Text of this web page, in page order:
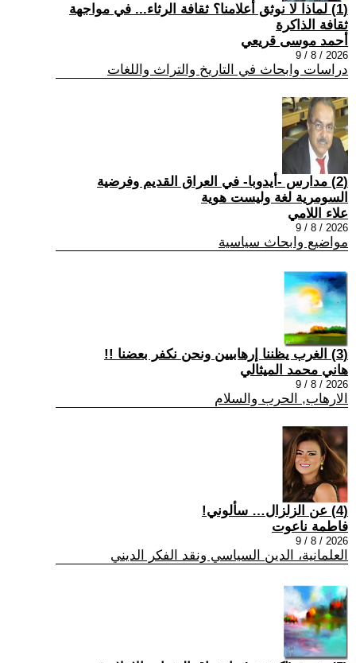
(1) لماذا لا نوثق أعلامنا؟ ثقافة الرثاء... في مواجهة
ثقافة الذاكرة
أحمد موسى قريعي
2026 / 8 / 9
دراسات وابحاث في التاريخ والتراث واللغات
(2) مدارس -أيدوبا- في العراق القديم وفرضية
السومرية لغة وليست هوية
علاء اللامي
2026 / 8 / 9
مواضيع وابحاث سياسية
(3) الغرب يظننا إرهابيين ونحن نكفر بعضنا !!
هاني محمد الميثالي
2026 / 8 / 9
الارهاب, الحرب والسلام
(4) عن الزلزال… سألوني!
فاطمة ناعوت
2026 / 8 / 9
العلمانية، الدين السياسي ونقد الفكر الديني